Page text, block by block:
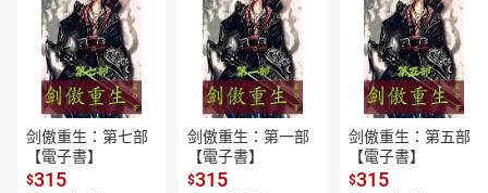
剑傲重生：第七部
【電子書】
$315
剑傲重生：第一部
【電子書】
$315
剑傲重生：第五部
【電子書】
$315